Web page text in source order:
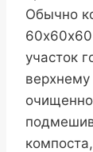
Обычно
участок